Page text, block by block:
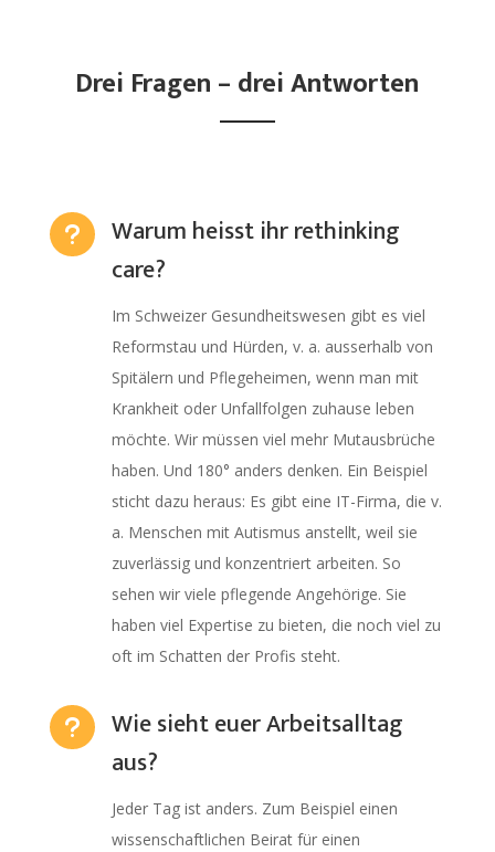
Drei Fragen – drei Antworten
u
Warum heisst ihr rethinking
care?
Im Schweizer Gesundheitswesen gibt es viel
Reformstau und Hürden, v. a. ausserhalb von
Spitälern und Pflegeheimen, wenn man mit
Krankheit oder Unfallfolgen zuhause leben
möchte. Wir müssen viel mehr Mutausbrüche
haben. Und 180° anders denken. Ein Beispiel
sticht dazu heraus: Es gibt eine IT-Firma, die v.
a. Menschen mit Autismus anstellt, weil sie
zuverlässig und konzentriert arbeiten. So
sehen wir viele pflegende Angehörige. Sie
haben viel Expertise zu bieten, die noch viel zu
oft im Schatten der Profis steht.
u
Wie sieht euer Arbeitsalltag
aus?
Jeder Tag ist anders. Zum Beispiel einen
wissenschaftlichen Beirat für einen